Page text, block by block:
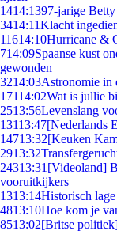
1414:1397-jarige
3414:11Klacht
11614:10Hurricane &
714:09Spaanse kust
gewonden
3214:03Astronomie in
17114:02Wat is jullie
2513:56Levenslang
13113:47[Nederlands
14713:32[Keuken
2913:32
24313:31 [Videoland]
vooruitkijkers
1313:14Historisch
4813:10Hoe kom je
8513:02[Britse